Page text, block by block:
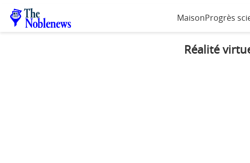
Maison Progrès
Réalité